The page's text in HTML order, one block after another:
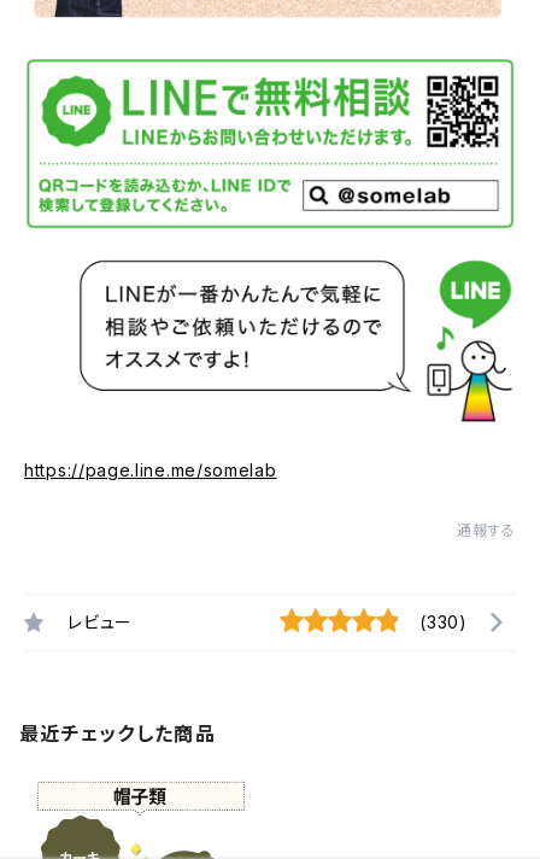
https://page.line.me/somelab
通報する
レビュー (330)
最近チェックした商品